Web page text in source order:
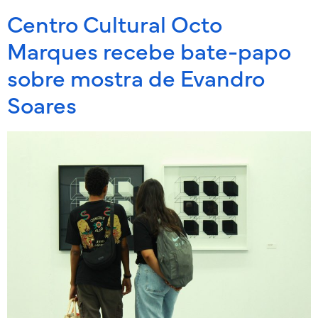
Centro Cultural Octo
Marques recebe bate-papo
sobre mostra de Evandro
Soares